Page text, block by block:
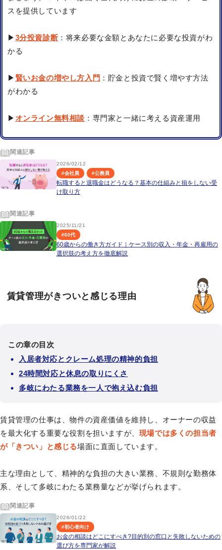
スを提供しています
▶ 3分投資診断：将来必要な金額とあなたに必要な投資がわ
かる
▶ 賢いお金の増やし方入門 ：貯金と投資で賢く増やす方法
がわかる
▶ オンライン無料相談 ：専門家と一緒に考える資産運用
関連記事
2026/02/12
#会社員 #公務員
転職すると退職金はどうなる？基本の仕組みと損をしない受
け取り方
関連記事
2025/11/21
#60代
60歳からの働き方ガイド｜ケース別の収入・年金・再雇用の
選択肢の考え方を徹底解説
賃貸管理がきついと感じる理由
この章の目次
入居者対応とクレーム処理の精神的負担
24時間対応と休息の取りにくさ
多岐にわたる業務を一人で抱え込む負担
賃貸管理の仕事は、物件の資産価値を維持し、オーナーの収益
を最大化する重要な役割を担いますが、 現場では多くの担当者
が「きつい」と感じる場面に直面しています。
主な理由として、精神的な負担の大きい業務、不規則な勤務体
系、そして多岐にわたる業務量などが挙げられます。
関連記事
2026/01/22
#初心者向け
お金の相談はどこにすべき?目的別の窓口と失敗しないための
選び方を専門家が解説